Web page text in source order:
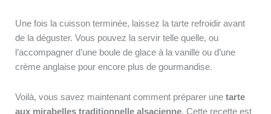
Une fois la cuisson terminée, laissez la tarte refroidir avant
de la déguster. Vous pouvez la servir telle quelle, ou
l’accompagner d’une boule de glace à la vanille ou d’une
crème anglaise pour encore plus de gourmandise.
Voilà, vous savez maintenant comment préparer une tarte
aux mirabelles traditionnelle alsacienne. Cette recette est